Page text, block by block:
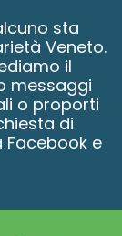
sta
Veneto.
il
messaggi
o proporti
di
e